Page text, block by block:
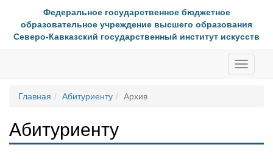
Федеральное государственное бюджетное
образовательное учреждение высшего образования
Северо-Кавказский государственный институт искусств
Toggle
Главная
Абитуриенту Архив
Абитуриенту